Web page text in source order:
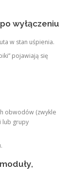
wyłączeniu
w stan uśpienia.
pojawiają się
obwodów (zwykle
lub grupy